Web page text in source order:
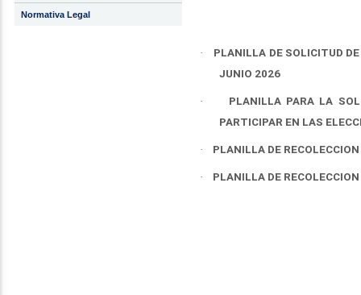
Normativa Legal
·
PLANILLA DE SOLICITUD
JUNIO 2026
·
PLANILLA PARA LA
PARTICIPAR EN LAS
· PLANILLA DE
· PLANILLA DE